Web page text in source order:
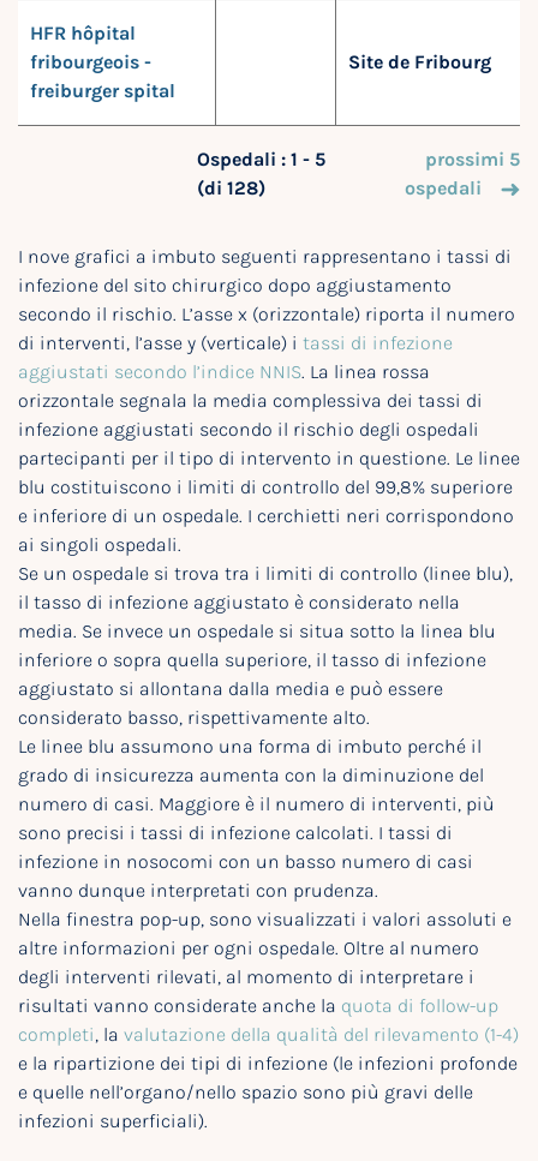
HFR hôpital
fribourgeois -
freiburger spital
Site de Fribourg
Ospedali : 1 - 5
(di 128)
prossimi 5
ospedali
I nove grafici a imbuto seguenti rappresentano i tassi di
infezione del sito chirurgico dopo aggiustamento
secondo il rischio. L’asse x (orizzontale) riporta il numero
di interventi, l’asse y (verticale) i tassi di infezione
aggiustati secondo l’indice NNIS. La linea rossa
orizzontale segnala la media complessiva dei tassi di
infezione aggiustati secondo il rischio degli ospedali
partecipanti per il tipo di intervento in questione. Le linee
blu costituiscono i limiti di controllo del 99,8% superiore
e inferiore di un ospedale. I cerchietti neri corrispondono
ai singoli ospedali.
Se un ospedale si trova tra i limiti di controllo (linee blu),
il tasso di infezione aggiustato è considerato nella
media. Se invece un ospedale si situa sotto la linea blu
inferiore o sopra quella superiore, il tasso di infezione
aggiustato si allontana dalla media e può essere
considerato basso, rispettivamente alto.
Le linee blu assumono una forma di imbuto perché il
grado di insicurezza aumenta con la diminuzione del
numero di casi. Maggiore è il numero di interventi, più
sono precisi i tassi di infezione calcolati. I tassi di
infezione in nosocomi con un basso numero di casi
vanno dunque interpretati con prudenza.
Nella finestra pop-up, sono visualizzati i valori assoluti e
altre informazioni per ogni ospedale. Oltre al numero
degli interventi rilevati, al momento di interpretare i
risultati vanno considerate anche la quota di follow-up
completi, la valutazione della qualità del rilevamento (1-4)
e la ripartizione dei tipi di infezione (le infezioni profonde
e quelle nell’organo/nello spazio sono più gravi delle
infezioni superficiali).